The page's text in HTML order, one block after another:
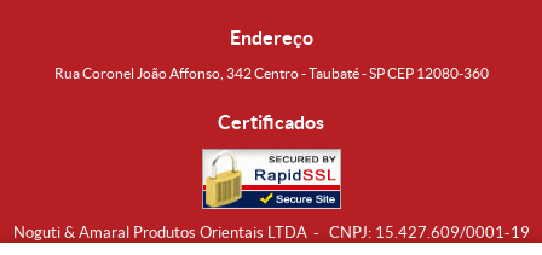
Endereço
Rua Coronel João Affonso, 342 Centro - Taubaté - SP CEP 12080-360
Certificados
Noguti & Amaral Produtos Orientais LTDA CNPJ: 15.427.609/0001-19